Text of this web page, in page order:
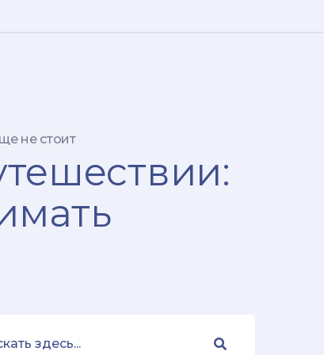
не стоит